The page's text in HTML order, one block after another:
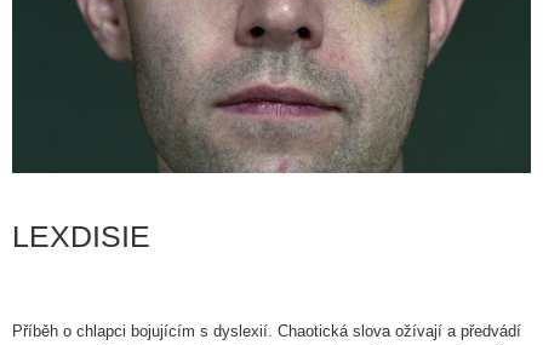
LEXDISIE
Příběh o chlapci bojujícím s dyslexií. Chaotická slova ožívají a předvádí